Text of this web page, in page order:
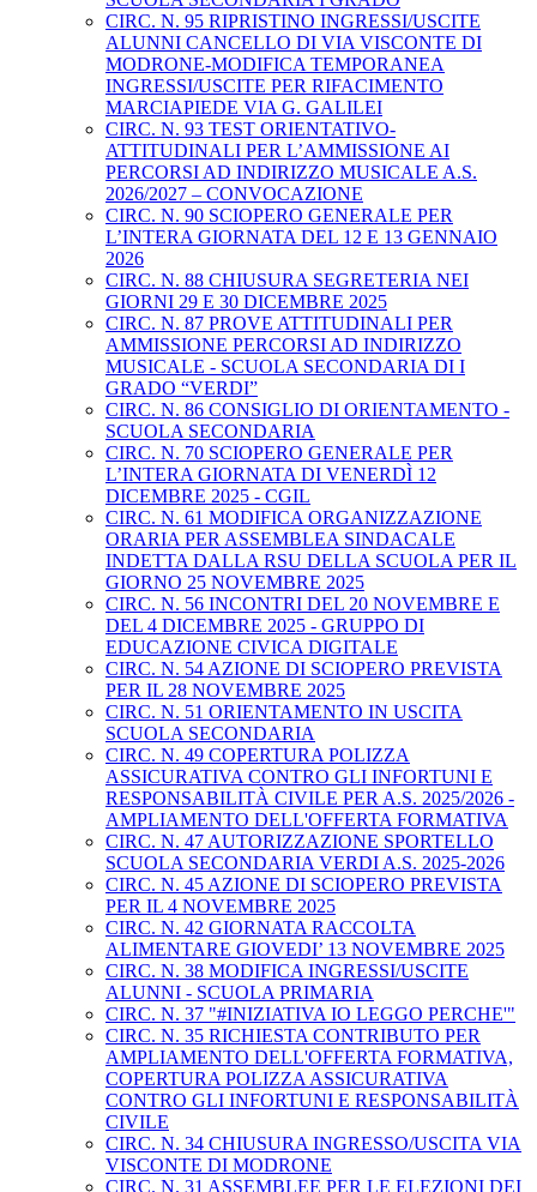
CIRC. N. 95 RIPRISTINO INGRESSI/USCITE
ALUNNI CANCELLO DI VIA VISCONTE DI
MODRONE-MODIFICA TEMPORANEA
INGRESSI/USCITE PER RIFACIMENTO
MARCIAPIEDE VIA G. GALILEI
CIRC. N. 93 TEST ORIENTATIVO-
ATTITUDINALI PER L’AMMISSIONE AI
PERCORSI AD INDIRIZZO MUSICALE A.S.
2026/2027 – CONVOCAZIONE
CIRC. N. 90 SCIOPERO GENERALE PER
L’INTERA GIORNATA DEL 12 E 13 GENNAIO
2026
CIRC. N. 88 CHIUSURA SEGRETERIA NEI
GIORNI 29 E 30 DICEMBRE 2025
CIRC. N. 87 PROVE ATTITUDINALI PER
AMMISSIONE PERCORSI AD INDIRIZZO
MUSICALE - SCUOLA SECONDARIA DI I
GRADO “VERDI”
CIRC. N. 86 CONSIGLIO DI ORIENTAMENTO -
SCUOLA SECONDARIA
CIRC. N. 70 SCIOPERO GENERALE PER
L’INTERA GIORNATA DI VENERDÌ 12
DICEMBRE 2025 - CGIL
CIRC. N. 61 MODIFICA ORGANIZZAZIONE
ORARIA PER ASSEMBLEA SINDACALE
INDETTA DALLA RSU DELLA SCUOLA PER IL
GIORNO 25 NOVEMBRE 2025
CIRC. N. 56 INCONTRI DEL 20 NOVEMBRE E
DEL 4 DICEMBRE 2025 - GRUPPO DI
EDUCAZIONE CIVICA DIGITALE
CIRC. N. 54 AZIONE DI SCIOPERO PREVISTA
PER IL 28 NOVEMBRE 2025
CIRC. N. 51 ORIENTAMENTO IN USCITA
SCUOLA SECONDARIA
CIRC. N. 49 COPERTURA POLIZZA
ASSICURATIVA CONTRO GLI INFORTUNI E
RESPONSABILITÀ CIVILE PER A.S. 2025/2026 -
AMPLIAMENTO DELL'OFFERTA FORMATIVA
CIRC. N. 47 AUTORIZZAZIONE SPORTELLO
SCUOLA SECONDARIA VERDI A.S. 2025-2026
CIRC. N. 45 AZIONE DI SCIOPERO PREVISTA
PER IL 4 NOVEMBRE 2025
CIRC. N. 42 GIORNATA RACCOLTA
ALIMENTARE GIOVEDI’ 13 NOVEMBRE 2025
CIRC. N. 38 MODIFICA INGRESSI/USCITE
ALUNNI - SCUOLA PRIMARIA
CIRC. N. 37 "#INIZIATIVA IO LEGGO PERCHE'"
CIRC. N. 35 RICHIESTA CONTRIBUTO PER
AMPLIAMENTO DELL'OFFERTA FORMATIVA,
COPERTURA POLIZZA ASSICURATIVA
CONTRO GLI INFORTUNI E RESPONSABILITÀ
CIVILE
CIRC. N. 34 CHIUSURA INGRESSO/USCITA VIA
VISCONTE DI MODRONE
CIRC. N. 31 ASSEMBLEE PER LE ELEZIONI DEI